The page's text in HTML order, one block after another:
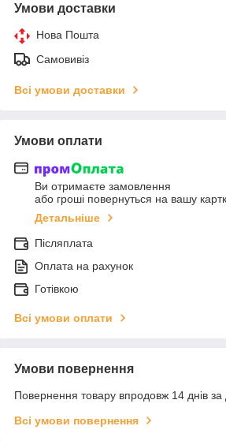
Умови доставки
Нова Пошта
Самовивіз
Всі умови доставки
Умови оплати
Ви отримаєте замовлення
або гроші повернуться на вашу
Детальніше
Післяплата
Оплата на рахунок
Готівкою
Всі умови оплати
Умови повернення
Повернення товару впродовж 14 днів за
Всі умови повернення